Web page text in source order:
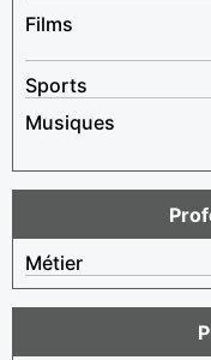
Films
Sports
Musiques
Métier